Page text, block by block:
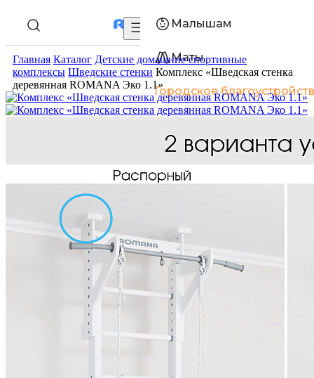
Малышам
Маты
Городское
Войти/зарегистрироваться
Акции
О компании
Оплата
Контакты
Главная Каталог Детские домашние спортивные
комплексы Шведские стенки Комплекс «Шведская стенка
деревянная ROMANA Эко 1.1»